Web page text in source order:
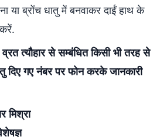
या ब्रोंच धातु में बनवाकर दाईं हाथ के
त्यौहार से सम्बंधित किसी भी तरह से
दिए गए नंबर पर फोन करके जानकारी
मिश्रा